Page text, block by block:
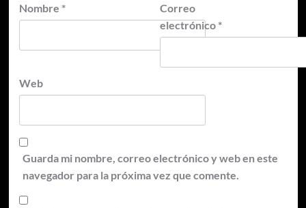
Nombre *
Correo
electrónico *
Web
Guarda mi nombre, correo electrónico y web en este
navegador para la próxima vez que comente.